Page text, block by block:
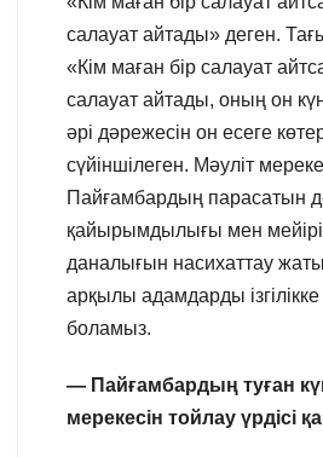
салауат айтады» деген.
«Кім маған бір салауат
салауат айтады, оның он
әрі дәрежесін он есеге
сүйіншілеген. Мәуліт
Пайғамбардың парасатын
қайырымдылығы мен
даналығын насихаттау
арқылы адамдарды
боламыз.
— Пайғамбардың туған
мерекесін тойлау үрдісі